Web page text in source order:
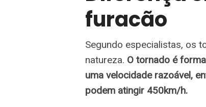
furacão
Segundo especialistas, os
natureza. O tornado é
uma velocidade razoável,
podem atingir 450km/h.